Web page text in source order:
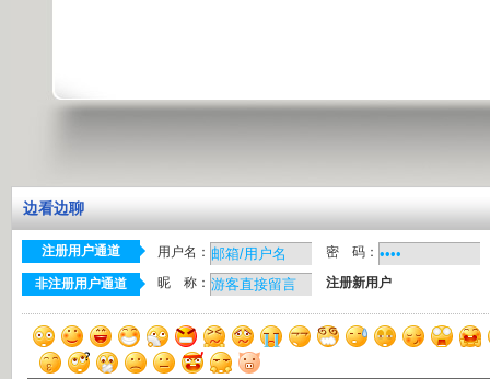
边看边聊
注册用户通道 用户名： 密 码：
非注册用户通道 昵 称： 注册新用户